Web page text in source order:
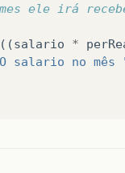
ele irá
((salario *
salario no mês